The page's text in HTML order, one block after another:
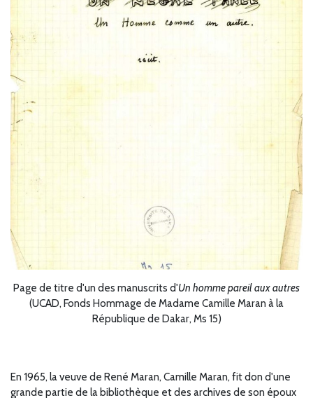
Page de titre d'un des manuscrits d'Un homme pareil aux autres
(UCAD, Fonds Hommage de Madame Camille Maran à la
République de Dakar, Ms 15)
En 1965, la veuve de René Maran, Camille Maran, fit don d'une
grande partie de la bibliothèque et des archives de son époux